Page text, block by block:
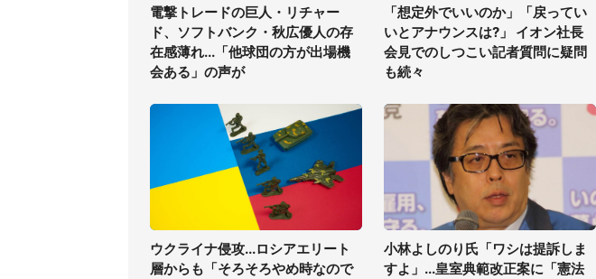
電撃トレードの巨人・リチャー
ド、ソフトバンク・秋広優人の存
在感薄れ...「他球団の方が出場機
会ある」の声が
「想定外でいいのか」「戻ってい
いとアナウンスは?」 イオン社長
会見でのしつこい記者質問に疑問
も続々
ウクライナ侵攻...ロシアエリート
層からも「そろそろやめ時なので
小林よしのり氏「ワシは提訴しま
すよ」...皇室典範改正案に「憲法